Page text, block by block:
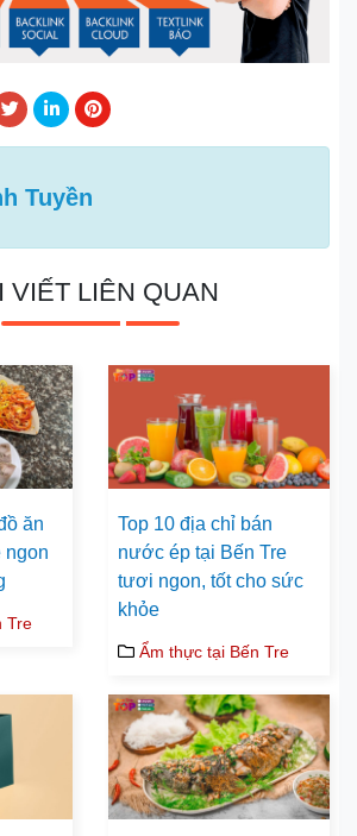
Tuyền
VIẾT LIÊN QUAN
ăn
ngon
Tre
Top 10 địa chỉ bán
nước ép tại Bến Tre
tươi ngon, tốt cho sức
khỏe
Ẩm thực tại Bến Tre